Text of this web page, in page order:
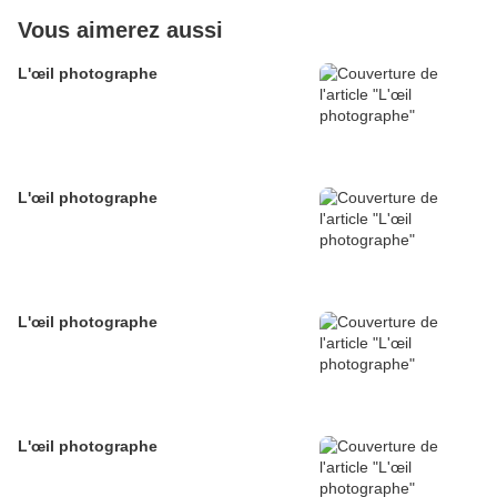
Vous aimerez aussi
L'œil photographe
L'œil photographe
L'œil photographe
L'œil photographe